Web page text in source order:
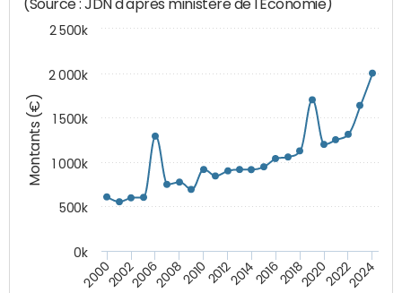
Montants (€)
(Source : JDN d'après ministère de l'Economie)
200020022006200820102012201420162018202020222024
0k
500k
1 000k
1 500k
2 000k
2 500k